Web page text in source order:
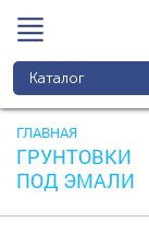
Каталог
ГЛАВНАЯ
ГРУНТОВКИ
ПОД ЭМАЛИ